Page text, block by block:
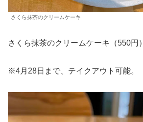
さくら抹茶のクリームケーキ
さくら抹茶のクリームケーキ（550円）
※4月28日まで、テイクアウト可能。